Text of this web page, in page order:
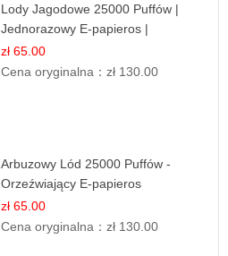
Lody Jagodowe 25000 Puffów |
Jednorazowy E-papieros |
Deserowy Smak
zł 65.00
Cena oryginalna：zł 130.00
Arbuzowy Lód 25000 Puffów -
Orzeźwiający E-papieros
Jednorazowy
zł 65.00
Cena oryginalna：zł 130.00